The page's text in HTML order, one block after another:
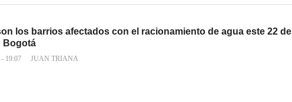
los barrios afectados con el racionamiento de agua este 22 de
Bogotá
19:07 JUAN TRIANA